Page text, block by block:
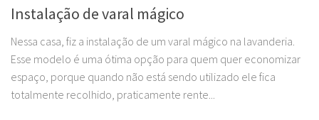
Instalação de varal mágico
Nessa casa, fiz a instalação de um varal mágico na lavanderia.
Esse modelo é uma ótima opção para quem quer economizar
espaço, porque quando não está sendo utilizado ele fica
totalmente recolhido, praticamente rente...